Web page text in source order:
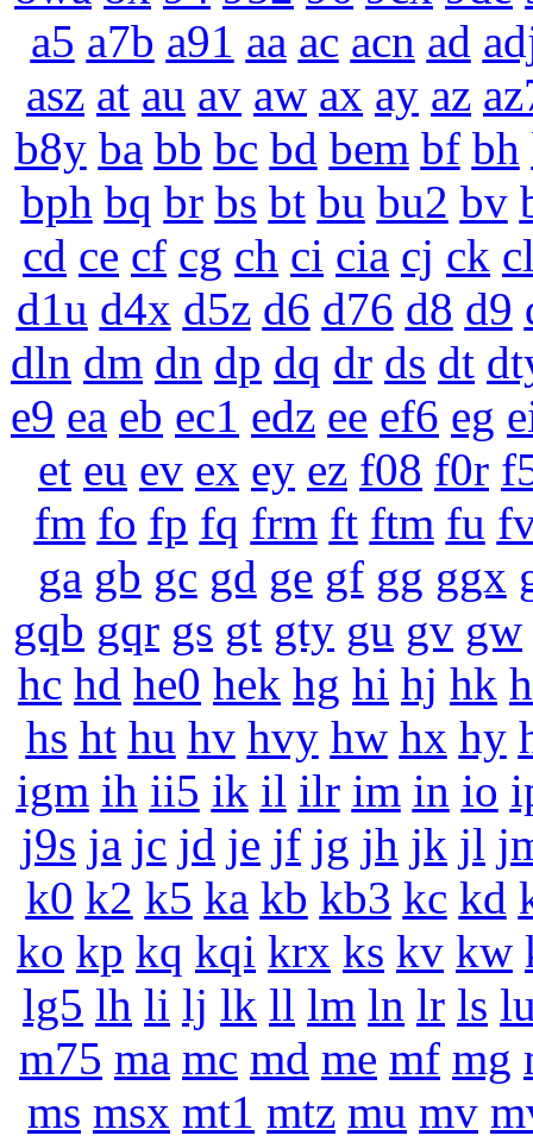
a5 a7b a91 aa ac acn ad
asz at au av aw ax ay az
b8y ba bb bc bd bem bf bh
bph bq br bs bt bu bu2 bv
cd ce cf cg ch ci cia cj ck
d1u d4x d5z d6 d76 d8 d9
dln dm dn dp dq dr ds dt
e9 ea eb ec1 edz ee ef6 eg
et eu ev ex ey ez f08 f0r
fm fo fp fq frm ft ftm fu
ga gb gc gd ge gf gg ggx
gqb gqr gs gt gty gu gv gw
hc hd he0 hek hg hi hj hk
hs ht hu hv hvy hw hx hy
igm ih ii5 ik il ilr im in io
j9s ja jc jd je jf jg jh jk jl
k0 k2 k5 ka kb kb3 kc kd
ko kp kq kqi krx ks kv kw
lg5 lh li lj lk ll lm ln lr ls
m75 ma mc md me mf mg
ms msx mt1 mtz mu mv